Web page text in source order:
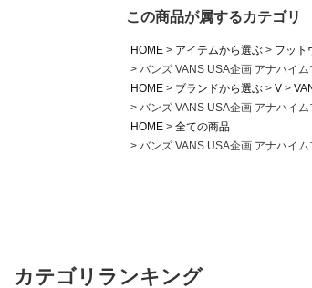
この商品が属するカテゴリ
HOME アイテムから選ぶ フット
バンズ VANS USA企画 アナハイ
HOME
ブランドから選ぶ V
バンズ VANS USA企画 アナハイ
HOME
全ての商品
バンズ VANS USA企画 アナハイ
カテゴリランキング